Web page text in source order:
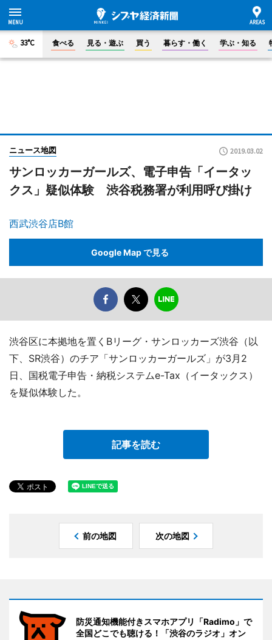
33°C 食べる 見る・遊ぶ 買う 暮らす・働く 学ぶ・知る
ニュース地図 2019.03.02
サンロッカーガールズ、電子申告「イータッ
クス」疑似体験 渋谷税務署が利用呼び掛け
西武渋谷店B館
Google Map で見る
渋谷区に本拠地を置くBリーグ・サンロッカーズ渋谷（以
下、SR渋谷）のチア「サンロッカーガールズ」が3月2
日、国税電子申告・納税システムe-Tax（イータックス）
を疑似体験した。
記事を読む
前の地図 次の地図
防災通知機能付きスマホアプリ「Radimo」で
全国どこでも聴ける！「渋谷のラジオ」オン